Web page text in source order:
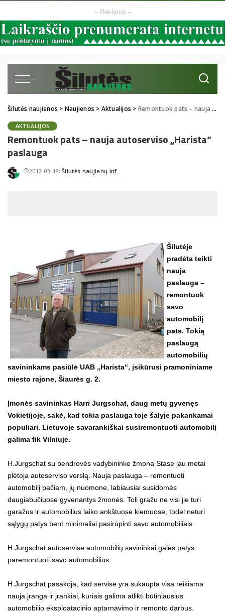
– Reklama –
Šilutės naujienos > Naujienos > Aktualijos > Remontuok pats – nauja autoserviso „Harista“ paslauga
AKTUALIJOS
Remontuok pats – nauja autoserviso „Harista“
paslauga
2012-03-18Posted
Šilutės naujienų inf.
Šilutėje
pradėta teikti
nauja
paslauga –
remontuok
savo
automobilį
pats. Tokią
paslaugą
automobilių
savininkams pasiūlė UAB „Harista“, įsikūrusi pramoniniame
miesto rajone, Šiaurės g. 2.
Įmonės savininkas Harri Jurgschat, daug metų gyvenęs
Vokietijoje, sakė, kad tokia paslauga toje šalyje pakankamai
populiari. Lietuvoje savarankiškai susiremontuoti automobilį
galima tik Vilniuje.
H.Jurgschat su bendrovės vadybininke žmona Stase jau metai
plėtoja autoserviso verslą. Nauja paslauga – remontuoti
automobilį pačiam, jų nuomone, labiausiai susidomės
daugiabučiuose gyvenantys žmonės. Toli gražu ne visi jie turi
garažus ir automobilius laiko ankštuose kiemuose, todėl neturi
sąlygų patys bent minimaliai pasirūpinti savo automobiliais.
H.Jurgschat autoservise automobilių savininkai galės patys
paremontuoti savo automobilius.
H.Jurgschat pasakoja, kad servise yra sukaupta visa reikiama
nauja įranga ir įrankiai, kuriais galima atlikti būtiniausius
automobilio eksploatacinio aptarnavimo ir remonto darbus.